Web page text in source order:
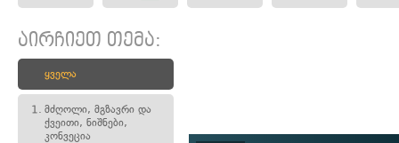
აირჩიეთ თემა:
ყველა
1. მძღოლი, მგზავრი და
ქვეითი, ნიშნები,
კონვეცია